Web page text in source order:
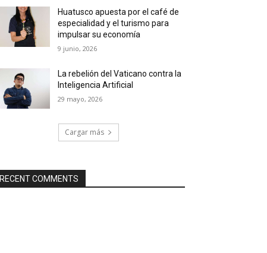
Huatusco apuesta por el café de
especialidad y el turismo para
impulsar su economía
9 junio, 2026
La rebelión del Vaticano contra la
Inteligencia Artificial
29 mayo, 2026
Cargar más
RECENT COMMENTS